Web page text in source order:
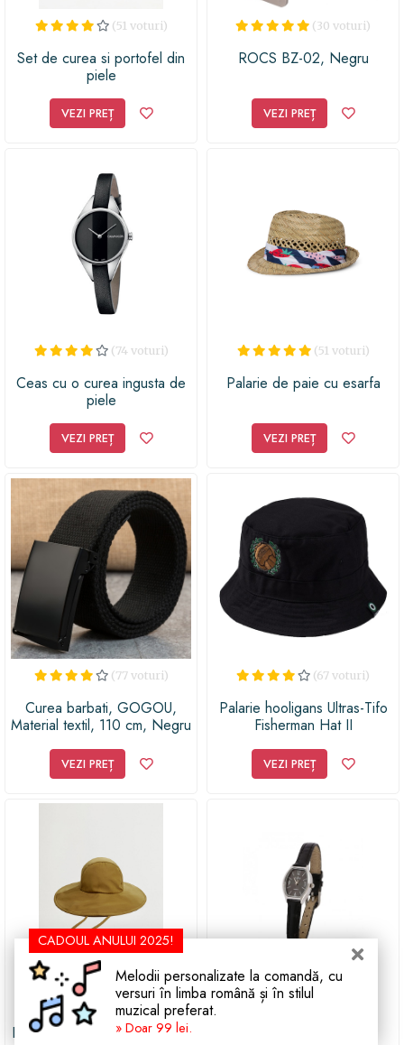
(51 voturi)
Set de curea si portofel din
piele
VEZI PREȚ
(30 voturi)
ROCS BZ-02, Negru
VEZI PREȚ
(74 voturi)
Ceas cu o curea ingusta de
piele
VEZI PREȚ
(51 voturi)
Palarie de paie cu esarfa
VEZI PREȚ
(77 voturi)
Curea barbati, GOGOU,
Material textil, 110 cm, Negru
VEZI PREȚ
(67 voturi)
Palarie hooligans Ultras-Tifo
Fisherman Hat II
VEZI PREȚ
(73 voturi)
Palarie bucket cu snururi Soft
CADOUL ANULUI 2025!
Melodii personalizate la comandă, cu
versuri în limba română și în stilul
muzical preferat.
» Doar 99 lei.